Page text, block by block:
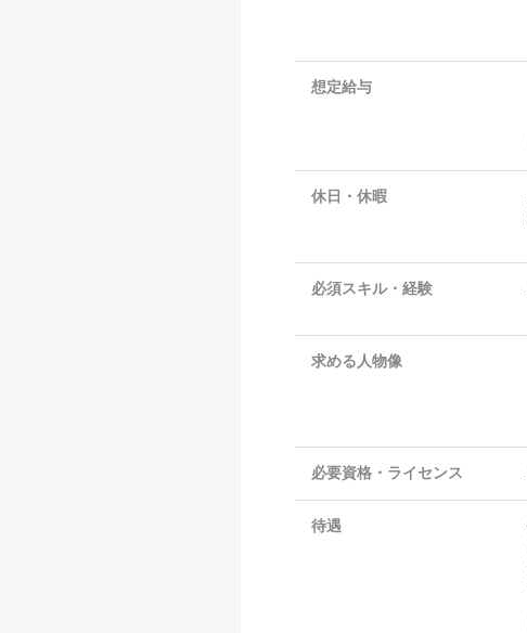
想定給与
休日・休暇
必須スキル・経験
求める人物像
必要資格・ライセンス
待遇